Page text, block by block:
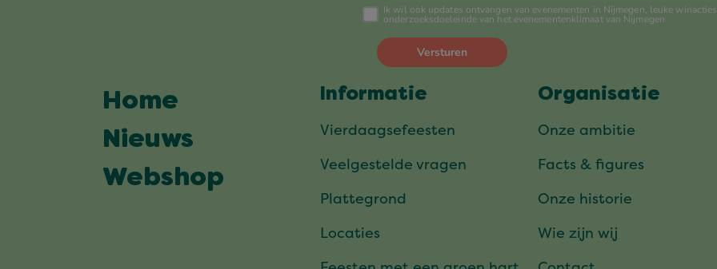
Home
Nieuws
Webshop
Informatie
Vierdaagsefeesten
Veelgestelde vragen
Plattegrond
Locaties
Organisatie
Onze ambitie
Facts & figures
Onze historie
Wie zijn wij